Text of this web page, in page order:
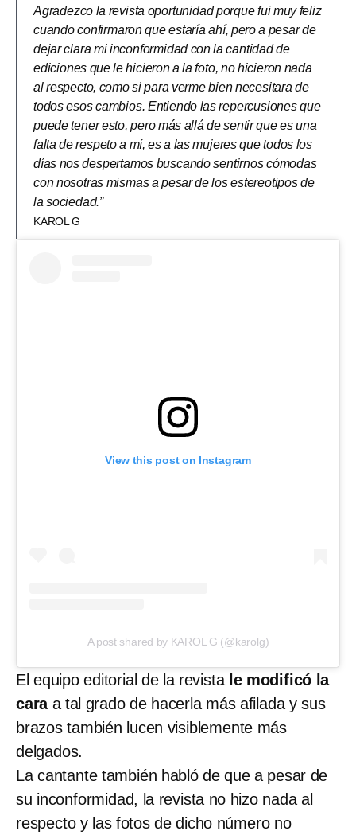
Agradezco la revista oportunidad porque fui muy feliz
cuando confirmaron que estaría ahí, pero a pesar de
dejar clara mi inconformidad con la cantidad de
ediciones que le hicieron a la foto, no hicieron nada
al respecto, como si para verme bien necesitara de
todos esos cambios. Entiendo las repercusiones que
puede tener esto, pero más allá de sentir que es una
falta de respeto a mí, es a las mujeres que todos los
días nos despertamos buscando sentirnos cómodas
con nosotras mismas a pesar de los estereotipos de
la sociedad.”
KAROL G
View this post on Instagram
A post shared by KAROL G (@karolg)
El equipo editorial de la revista le modificó la
caraa tal grado de hacerla más afilada y sus
brazos también lucen visiblemente más
delgados.
La cantante también habló de que a pesar de
su inconformidad, la revista no hizo nada al
respecto y las fotos de dicho número no